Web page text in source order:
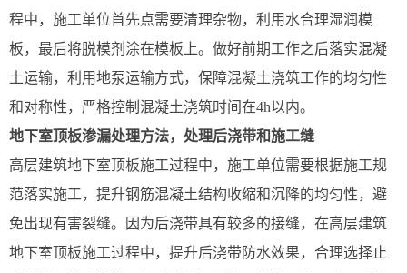
程中，施工单位首先点需要清理杂物，利用水合理湿润模
板，最后将脱模剂涂在模板上。做好前期工作之后落实混凝
土运输，利用地泵运输方式，保障混凝土浇筑工作的均匀性
和对称性，严格控制混凝土浇筑时间在4h以内。
地下室顶板渗漏处理方法， 处理后浇带和施工缝
高层建筑地下室顶板施工过程中，施工单位需要根据施工规
范落实施工，提升钢筋混凝土结构收缩和沉降的均匀性，避
免出现有害裂缝。因为后浇带具有较多的接缝，在高层建筑
地下室顶板施工过程中，提升后浇带防水效果，合理选择止